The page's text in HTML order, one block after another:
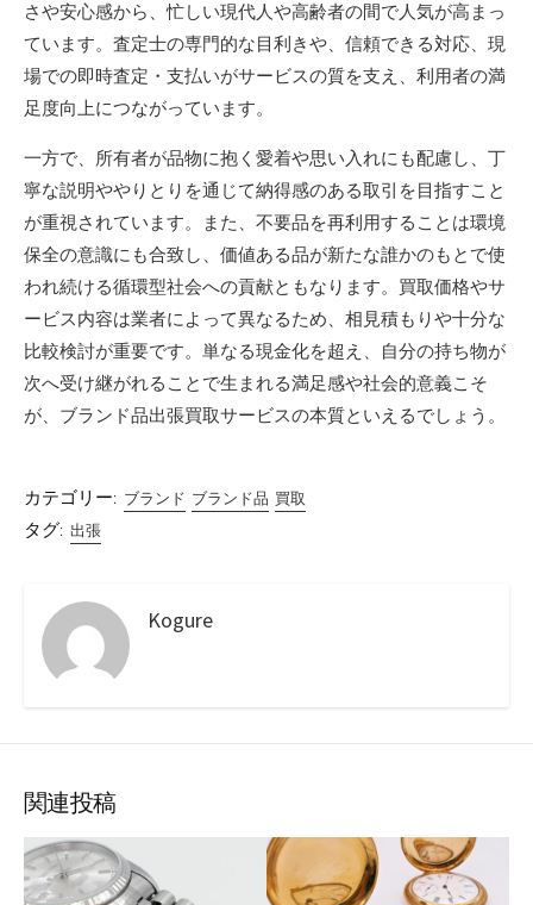
さや安心感から、忙しい現代人や高齢者の間で人気が高まっ
ています。査定士の専門的な目利きや、信頼できる対応、現
場での即時査定・支払いがサービスの質を支え、利用者の満
足度向上につながっています。
一方で、所有者が品物に抱く愛着や思い入れにも配慮し、丁
寧な説明ややりとりを通じて納得感のある取引を目指すこと
が重視されています。また、不要品を再利用することは環境
保全の意識にも合致し、価値ある品が新たな誰かのもとで使
われ続ける循環型社会への貢献ともなります。買取価格やサ
ービス内容は業者によって異なるため、相見積もりや十分な
比較検討が重要です。単なる現金化を超え、自分の持ち物が
次へ受け継がれることで生まれる満足感や社会的意義こそ
が、ブランド品出張買取サービスの本質といえるでしょう。
カテゴリー: ブランド ブランド品 買取
タグ: 出張
Kogure
関連投稿